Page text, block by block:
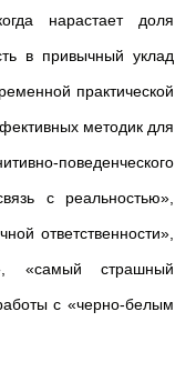
нарастает доля
в привычный уклад
практической
методик для
поведенческого
с реальностью»,
ответственности»,
«самый страшный
с «черно-белым